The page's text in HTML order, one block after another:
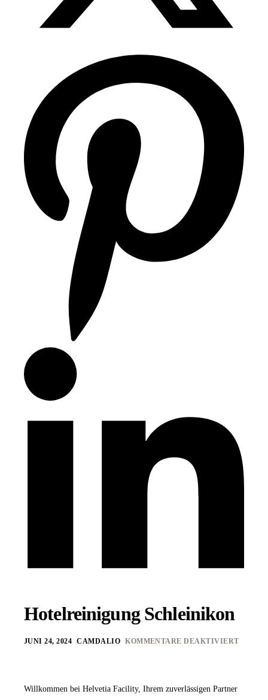
Hotelreinigung Schleinikon
JUNI 24, 2024 CAMDALIO KOMMENTARE DEAKTIVIERT
Willkommen bei Helvetia Facility, Ihrem zuverlässigen Partner